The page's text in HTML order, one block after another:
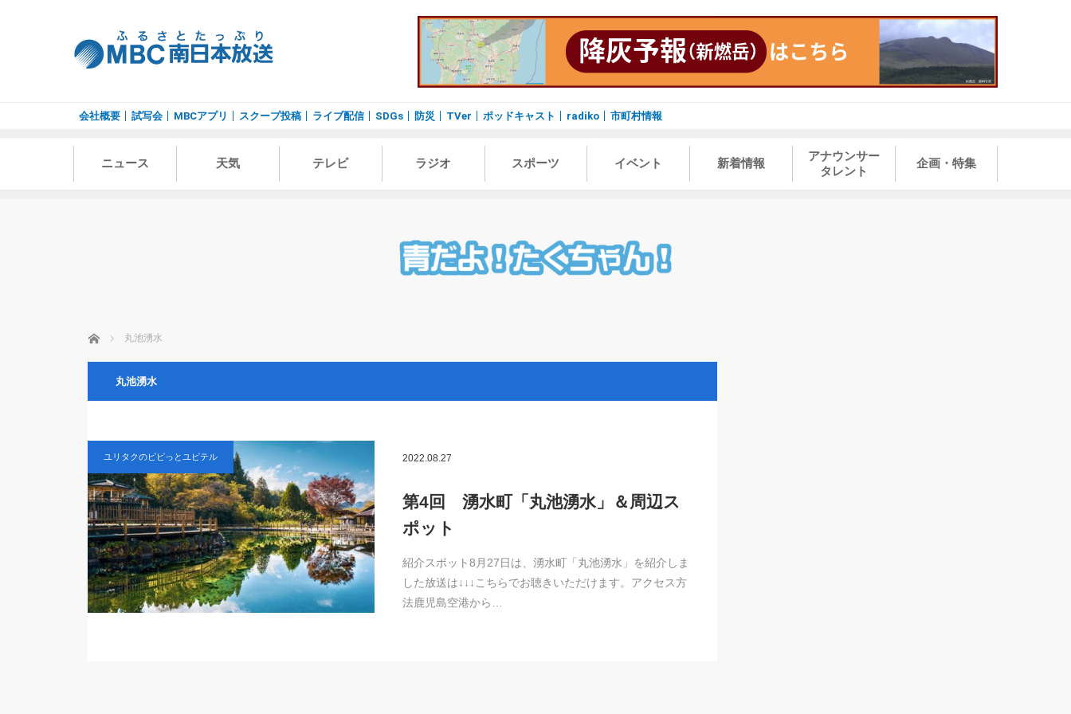
会社概要 試写会 MBCアプリ スクープ投稿 ライブ配信 SDGs 防災 TVer ポッドキャスト radiko 市町村情報
ニュース 天気 テレビ ラジオ スポーツ イベント 新着情報
アナウンサー
タレント
企画・特集
ホーム 丸池湧水
丸池湧水
ユリタクのピピっとユピテル 2022.08.27
第4回 湧水町「丸池湧水」＆周辺ス
ポット
紹介スポット8月27日は、湧水町「丸池湧水」を紹介しま
した放送は↓↓↓こちらでお聴きいただけます。アクセス方
法鹿児島空港から…